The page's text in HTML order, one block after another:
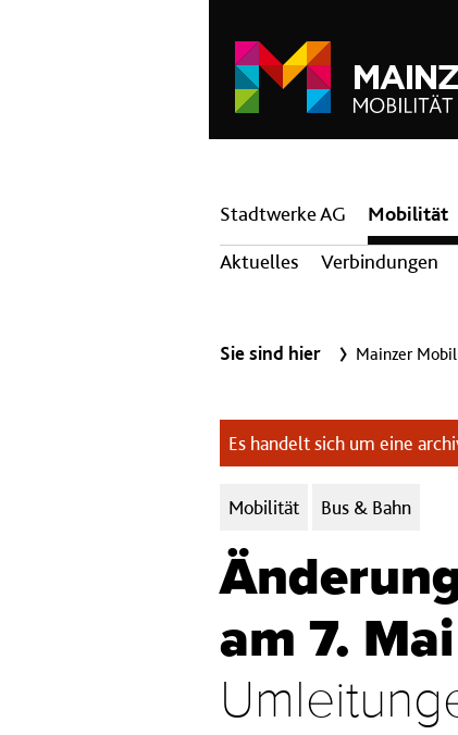
Hauptnavigation
Stadtwerke AG
Mobilität
Aktuelles
Verbindungen
Sie sind hier Mainzer
Es handelt sich um eine
Kategorien:
Mobilität Bus & Bahn
am 7. Mai